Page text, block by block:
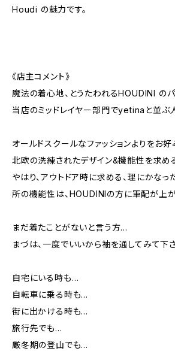
Houdi の魅力です。
《店主コメント》
魔法の着心地、とうたわれるHOUDINI のパ
当店のミッドレイヤー部門でyetinaと並ぶ
オールドスクールなファッションよりをお
北欧の洗練されたデザイン&機能性を求め
やはり、アウトドア時に求める、理にかな
所の機能性は、HOUDINIの方に軍配が上
まだ着たことがないと言う方…
まづは、一度でいいから袖を通してみて下さ
自宅にいる時も…
自転車に乗る時も…
街に出かける時も…
旅行先でも…
厳冬期の登山でも…